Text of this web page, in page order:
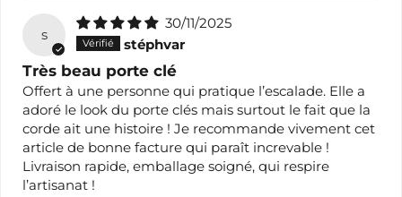
s
30/11/2025
stéphvar
Très beau porte clé
Offert à une personne qui pratique l’escalade. Elle a
adoré le look du porte clés mais surtout le fait que la
corde ait une histoire ! Je recommande vivement cet
article de bonne facture qui paraît increvable !
Livraison rapide, emballage soigné, qui respire
l’artisanat !